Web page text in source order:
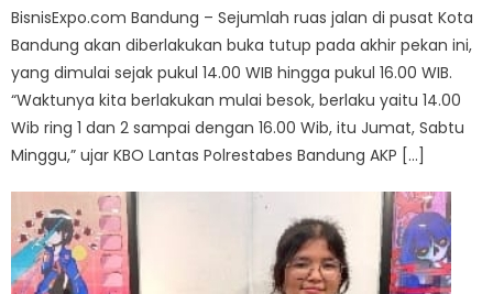
BisnisExpo.com Bandung – Sejumlah ruas jalan di pusat Kota
Bandung akan diberlakukan buka tutup pada akhir pekan ini,
yang dimulai sejak pukul 14.00 WIB hingga pukul 16.00 WIB.
“Waktunya kita berlakukan mulai besok, berlaku yaitu 14.00
Wib ring 1 dan 2 sampai dengan 16.00 Wib, itu Jumat, Sabtu
Minggu,” ujar KBO Lantas Polrestabes Bandung AKP […]